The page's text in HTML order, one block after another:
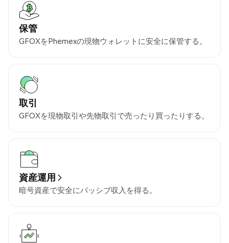
保管
GFOXをPhemexの現物ウォレットに安全に保管する。
取引
GFOXを現物取引や先物取引で売ったり買ったりする。
資産運用
暗号資産で安全にパッシブ収入を得る。